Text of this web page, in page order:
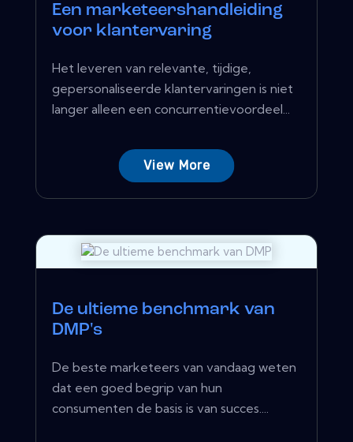
Een marketeershandleiding
voor klantervaring
Het leveren van relevante, tijdige,
gepersonaliseerde klantervaringen is niet
langer alleen een concurrentievoordeel...
View More
De ultieme benchmark van
DMP's
De beste marketeers van vandaag weten
dat een goed begrip van hun
consumenten de basis is van succes....